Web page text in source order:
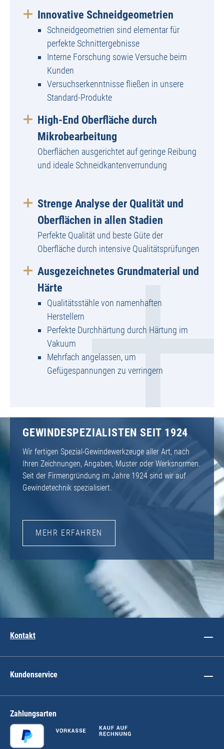
Innovative Schneidgeometrien
Schneidgeometrien sind elementar für
perfekte Schnittergebnisse
Interne Forschung sowie Versuche beim
Kunden
Versuchserkenntnisse fließen in unsere
Standard-Produkte
High-End Oberfläche durch
Mikrobearbeitung
Oberflächen ausgerichtet auf geringe Reibung
und ideale Schneidkantenverrundung
Strenge Analyse der Qualität und
Oberflächen in allen Stadien
Perfekte Qualität und beste Güte der
Oberfläche durch intensive Qualitätsprüfungen
Ausgezeichnetes Grundmaterial und
Härte
Qualitätsstähle von namenhaften
Herstellern
Perfekte Durchhärtung durch Härtung im
Vakuum
Mehrfach angelassen, um
Gefügespannungen zu verringern
GEWINDESPEZIALISTEN SEIT 1924
Wir fertigen Spezial-Gewindewerkzeuge aller Art, nach
Ihren Zeichnungen, Angaben, Muster oder Werksnormen.
Seit der Firmengründung im Jahre 1924 sind wir auf
Gewindetechnik spezialisiert.
MEHR ERFAHREN
Kontakt
Kundenservice
Zahlungsarten